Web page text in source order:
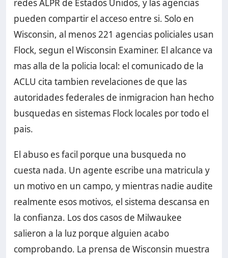
redes ALPR de Estados Unidos, y las agencias
pueden compartir el acceso entre si. Solo en
Wisconsin, al menos 221 agencias policiales usan
Flock, segun el Wisconsin Examiner. El alcance va
mas alla de la policia local: el comunicado de la
ACLU cita tambien revelaciones de que las
autoridades federales de inmigracion han hecho
busquedas en sistemas Flock locales por todo el
pais.
El abuso es facil porque una busqueda no
cuesta nada. Un agente escribe una matricula y
un motivo en un campo, y mientras nadie audite
realmente esos motivos, el sistema descansa en
la confianza. Los dos casos de Milwaukee
salieron a la luz porque alguien acabo
comprobando. La prensa de Wisconsin muestra